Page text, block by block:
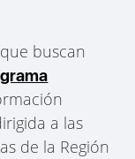
buscan
a las
de la Región